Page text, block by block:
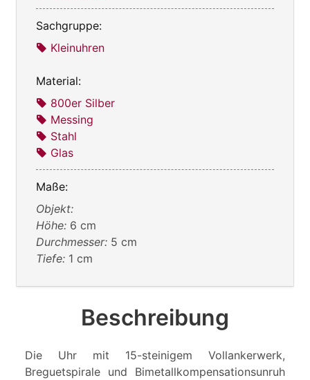
Sachgruppe:
Kleinuhren
Material:
800er Silber
Messing
Stahl
Glas
Maße:
Objekt:
Höhe: 6 cm
Durchmesser: 5 cm
Tiefe: 1 cm
Beschreibung
Die Uhr mit 15-steinigem Vollankerwerk,
Breguetspirale und Bimetallkompensationsunruh